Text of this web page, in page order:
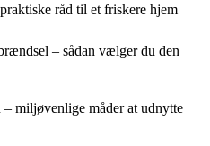
råd til et friskere hjem
– sådan vælger du den
miljøvenlige måder at udnytte